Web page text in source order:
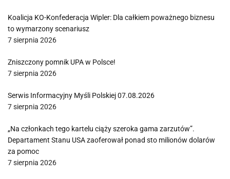
Koalicja KO-Konfederacja Wipler: Dla całkiem poważnego biznesu
to wymarzony scenariusz
7 sierpnia 2026
Zniszczony pomnik UPA w Polsce!
7 sierpnia 2026
Serwis Informacyjny Myśli Polskiej 07.08.2026
7 sierpnia 2026
„Na członkach tego kartelu ciąży szeroka gama zarzutów”.
Departament Stanu USA zaoferował ponad sto milionów dolarów
za pomoc
7 sierpnia 2026